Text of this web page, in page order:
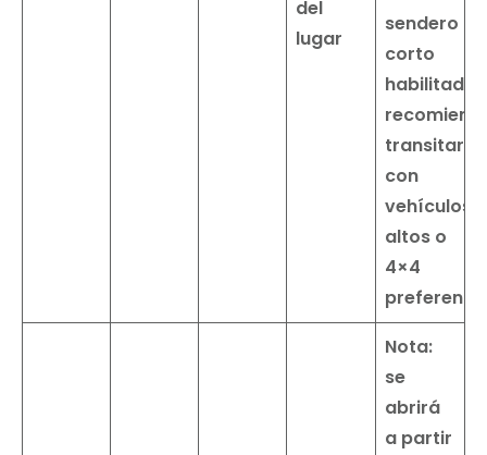
del
lugar
sendero
corto
habilitado
transitar
con
vehículos
altos o
4×4
Nota:
se
abrirá
a partir